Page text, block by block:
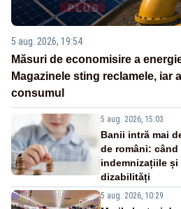
5 aug. 2026, 19:54
Măsuri de economisire a
Magazinele sting reclamele, iar
consumul
5 aug. 2026, 15:03
Banii intră mai
de români:
indemnizațiile
dizabilități
5 aug. 2026, 10:29